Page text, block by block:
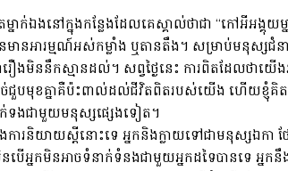
ឯងនៅក្នុងកន្លែងដែលគេស្គាល់ថាជា “កៅអីអង្គុយម្
នអារម្មណ៍អស់កម្លាំង ឬតានតឹង។ សម្រាប់​មនុស្ស​ជំនា
ឿង​មិន​នឹក​ស្មាន​ដល់។​ សព្វថ្ងៃនេះ ការពិតដែលថាយើ
មុខគ្នាគឺប៉ះពាល់ដល់ជីវិតពិតរបស់យើង ហើយខ្ញុំគិត
ក់ទងជាមួយមនុស្សផ្សេងទៀត។
និយាយស្តីនោះទេ អ្នកនិងក្លាយទៅជាមនុស្សឯកា ថ
អ្នក​មិន​អាច​ទំនាក់​ទំនង​ជាមួយ​អ្នក​ដទៃ​បាន​ទេ អ្នក​នឹ